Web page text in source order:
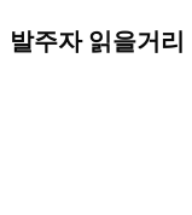
발주자 읽을거리